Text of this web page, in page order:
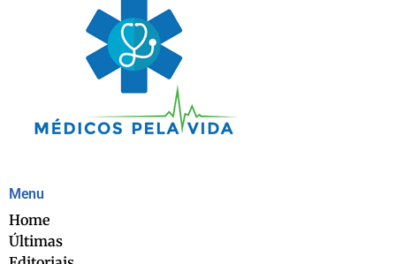
Menu
Home
Últimas